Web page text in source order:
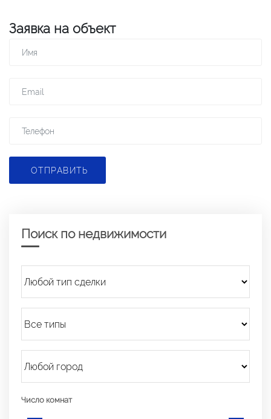
Заявка на объект
ОТПРАВИТЬ
Поиск по недвижимости
Число комнат